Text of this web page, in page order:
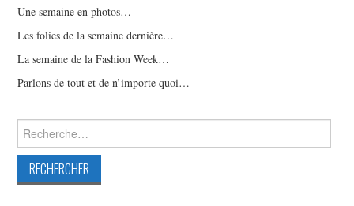
Une semaine en photos…
Les folies de la semaine dernière…
La semaine de la Fashion Week…
Parlons de tout et de n’importe quoi…
Rechercher :